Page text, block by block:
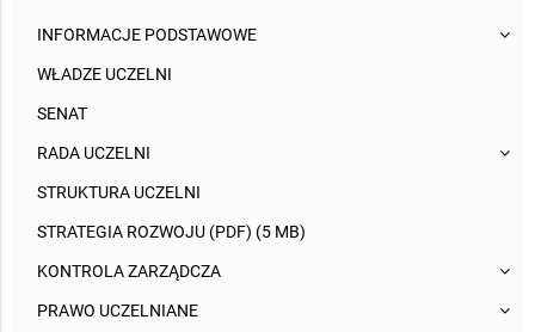
INFORMACJE PODSTAWOWE
WŁADZE UCZELNI
SENAT
RADA UCZELNI
STRUKTURA UCZELNI
STRATEGIA ROZWOJU (PDF) (5 MB)
KONTROLA ZARZĄDCZA
PRAWO UCZELNIANE